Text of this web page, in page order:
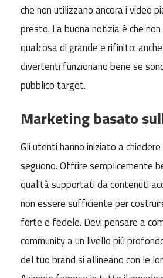
che non utilizzano ancora i video
presto. La buona notizia è che
qualcosa di grande e rifinito:
divertenti funzionano bene se
pubblico target.
Marketing basato
Gli utenti hanno iniziato a
seguono. Offrire semplicemente
qualità supportati da contenuti
non essere sufficiente per
forte e fedele. Devi pensare a
community a un livello più
del tuo brand si allineano con le